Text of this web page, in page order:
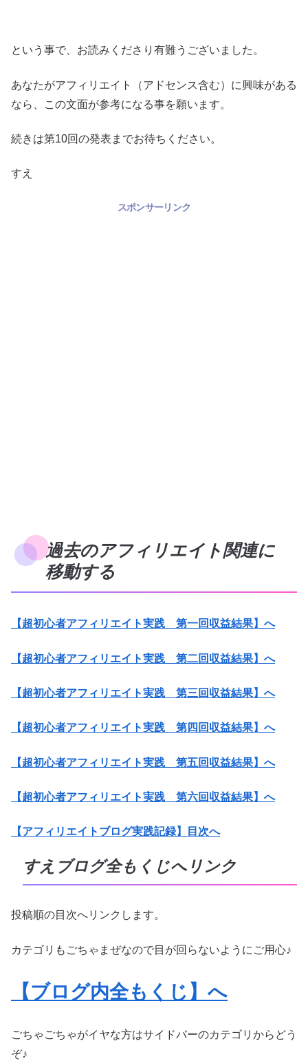
という事で、お読みくださり有難うございました。
あなたがアフィリエイト（アドセンス含む）に興味がある
なら、この文面が参考になる事を願います。
続きは第10回の発表までお待ちください。
すえ
スポンサーリンク
過去のアフィリエイト関連に
移動する
【超初心者アフィリエイト実践 第一回収益結果】へ
【超初心者アフィリエイト実践 第二回収益結果】へ
【超初心者アフィリエイト実践 第三回収益結果】へ
【超初心者アフィリエイト実践 第四回収益結果】へ
【超初心者アフィリエイト実践 第五回収益結果】へ
【超初心者アフィリエイト実践 第六回収益結果】へ
【アフィリエイトブログ実践記録】目次へ
すえブログ全もくじへリンク
投稿順の目次へリンクします。
カテゴリもごちゃまぜなので目が回らないようにご用心♪
【ブログ内全もくじ】へ
ごちゃごちゃがイヤな方はサイドバーのカテゴリからどう
ぞ♪